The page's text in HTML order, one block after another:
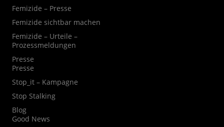
Femizide – Presse
Femizide sichtbar machen
Femizide – Urteile –
Prozessmeldungen
Presse
Presse
Stop_it – Kampagne
Stop Stalking
Blog
Good News